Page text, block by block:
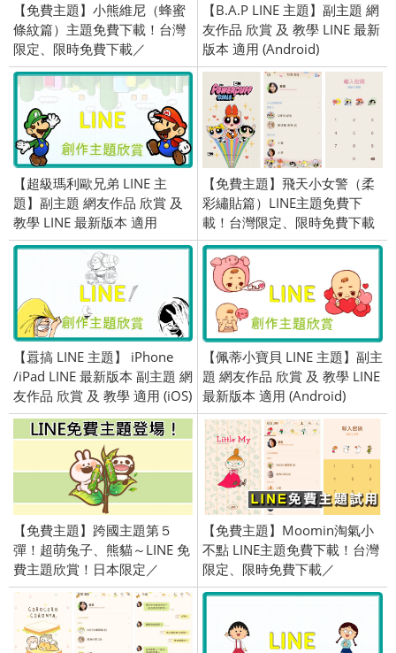
【免費主題】小熊維尼（蜂蜜
條紋篇）主題免費下載！台灣
限定、限時免費下載／
2020/10/22
【B.A.P LINE 主題】副主題 網
友作品 欣賞 及 教學 LINE 最新
版本 適用 (Android)
【超級瑪利歐兄弟 LINE 主
題】副主題 網友作品 欣賞 及
教學 LINE 最新版本 適用
(Android)
【免費主題】飛天小女警（柔
彩繡貼篇）LINE主題免費下
載！台灣限定、限時免費下載
／2019/08/22
【囂搞 LINE 主題】 iPhone
/iPad LINE 最新版本 副主題 網
友作品 欣賞 及 教學 適用 (iOS)
【佩蒂小寶貝 LINE 主題】副主
題 網友作品 欣賞 及 教學 LINE
最新版本 適用 (Android)
【免費主題】跨國主題第５
彈！超萌兔子、熊貓～LINE 免
費主題欣賞！日本限定／
OpenVPN 跨區、加好友／
2015/10/15
【免費主題】Moomin淘氣小
不點 LINE主題免費下載！台灣
限定、限時免費下載／
2019/06/27